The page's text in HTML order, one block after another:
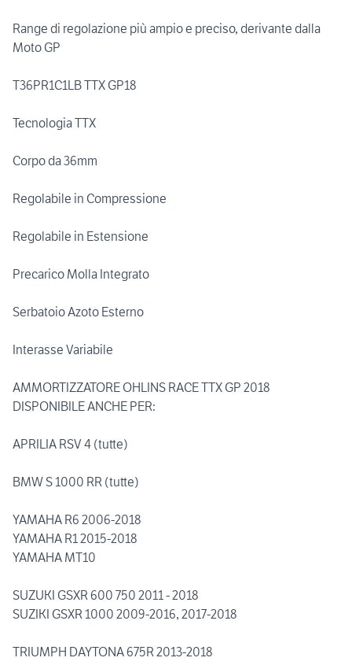
Range di regolazione più ampio e preciso, derivante dalla
Moto GP
T36PR1C1LB TTX GP18
Tecnologia TTX
Corpo da 36mm
Regolabile in Compressione
Regolabile in Estensione
Precarico Molla Integrato
Serbatoio Azoto Esterno
Interasse Variabile
AMMORTIZZATORE OHLINS RACE TTX GP 2018
DISPONIBILE ANCHE PER:
APRILIA RSV 4 (tutte)
BMW S 1000 RR (tutte)
YAMAHA R6 2006-2018
YAMAHA R1 2015-2018
YAMAHA MT10
SUZUKI GSXR 600 750 2011 - 2018
SUZIKI GSXR 1000 2009-2016, 2017-2018
TRIUMPH DAYTONA 675R 2013-2018